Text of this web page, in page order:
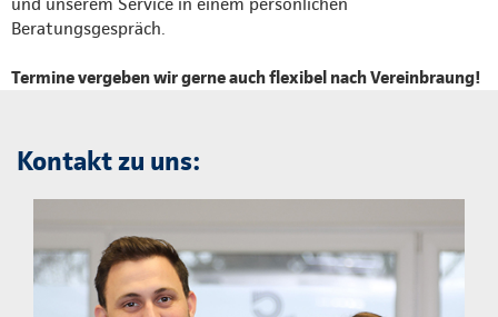
Beratungsgespräch.
Termine vergeben wir gerne auch flexibel nach Vereinbraung!
Kontakt zu uns: